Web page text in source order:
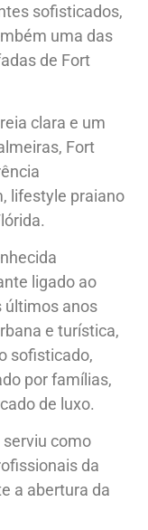
sofisticados,
uma das
de Fort
clara e um
Fort
lifestyle praiano
ligado ao
últimos anos
e turística,
sofisticado,
por famílias,
de luxo.
como
da
a abertura da